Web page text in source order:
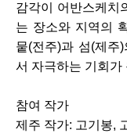
감각이 어반스케치
는 장소와 지역의
뭍(전주)과 섬(제주
서 자극하는 기회가
참여 작가
제주 작가: 고기봉,